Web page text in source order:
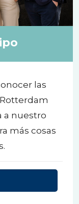
las
a nuestro
más cosas